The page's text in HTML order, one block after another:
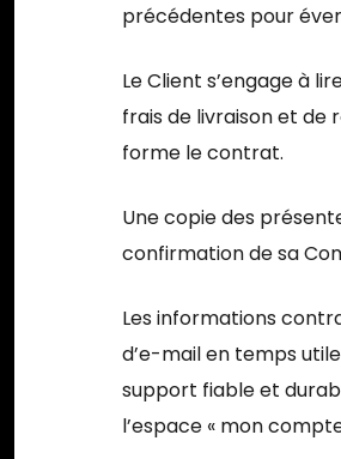
précédentes pour
Le Client s’engage à
frais de livraison et
forme le contrat.
Une copie des
confirmation de sa
Les informations
d’e-mail en temps
support fiable et
l’espace « mon